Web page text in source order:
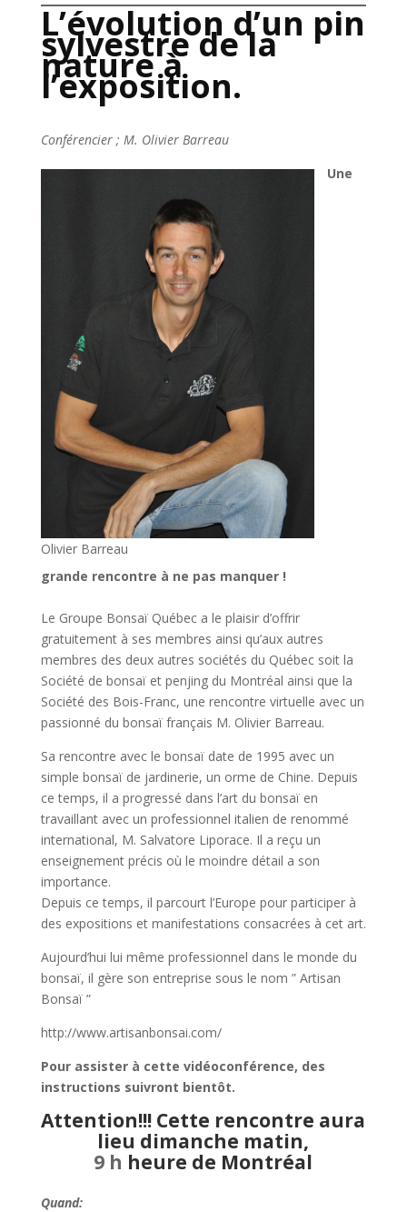
L’évolution d’un pin
sylvestre de la
nature à
l’exposition.
Conférencier ; M. Olivier Barreau
Olivier Barreau
Une
grande rencontre à ne pas manquer !
Le Groupe Bonsaï Québec a le plaisir d’offrir
gratuitement à ses membres ainsi qu’aux autres
membres des deux autres sociétés du Québec soit la
Société de bonsaï et penjing du Montréal ainsi que la
Société des Bois-Franc, une rencontre virtuelle avec un
passionné du bonsaï français M. Olivier Barreau.
Sa rencontre avec le bonsaï date de 1995 avec un
simple bonsaï de jardinerie, un orme de Chine. Depuis
ce temps, il a progressé dans l’art du bonsaï en
travaillant avec un professionnel italien de renommé
international, M. Salvatore Liporace. Il a reçu un
enseignement précis où le moindre détail a son
importance.
Depuis ce temps, il parcourt l’Europe pour participer à
des expositions et manifestations consacrées à cet art.
Aujourd’hui lui même professionnel dans le monde du
bonsaï, il gère son entreprise sous le nom ” Artisan
Bonsaï ”
http://www.artisanbonsai.com/
Pour assister à cette vidéoconférence, des
instructions suivront bientôt.
Attention!!! Cette rencontre aura
lieu dimanche matin,
9 h heure de Montréal
Quand: